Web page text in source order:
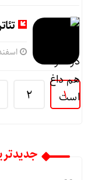
اسفند ۶,
1
2